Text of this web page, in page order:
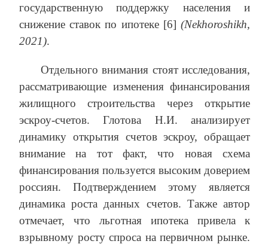
государственную поддержку населения и
снижение ставок по ипотеке [6] (Nekhoroshikh,
2021).
Отдельного внимания стоят исследования,
рассматривающие изменения финансирования
жилищного строительства через открытие
эскроу-счетов. Глотова Н.И. анализирует
динамику открытия счетов эскроу, обращает
внимание на тот факт, что новая схема
финансирования пользуется высоким доверием
россиян. Подтверждением этому является
динамика роста данных счетов. Также автор
отмечает, что льготная ипотека привела к
взрывному росту спроса на первичном рынке.